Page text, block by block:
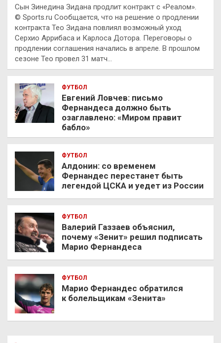
Сын Зинедина Зидана продлит контракт с «Реалом».
© Sports.ru Сообщается, что на решение о продлении
контракта Тео Зидана повлиял возможный уход
Серхио Аррибаса и Карлоса Дотора. Переговоры о
продлении соглашения начались в апреле. В прошлом
сезоне Тео провел 31 матч…
ФУТБОЛ
Евгений Ловчев: письмо
Фернандеса должно быть
озаглавлено: «Миром правит
бабло»
ФУТБОЛ
Алдонин: со временем
Фернандес перестанет быть
легендой ЦСКА и уедет из России
ФУТБОЛ
Валерий Газзаев объяснил,
почему «Зенит» решил подписать
Марио Фернандеса
ФУТБОЛ
Марио Фернандес обратился
к болельщикам «Зенита»